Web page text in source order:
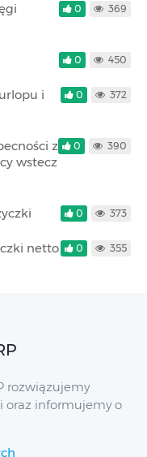
0 369
0 450
i
0 372
z
wstecz
0 390
0 373
netto 0 355
rozwiązujemy
oraz informujemy o